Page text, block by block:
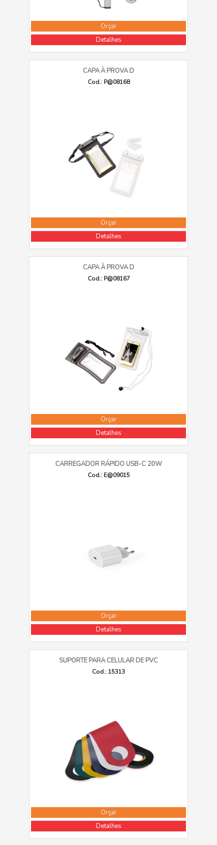
Orçar
Detalhes
CAPA À PROVA D
Cod.: P@08168
Orçar
Detalhes
CAPA À PROVA D
Cod.: P@08167
Orçar
Detalhes
CARREGADOR RÁPIDO USB-C 20W
Cod.: E@09015
Orçar
Detalhes
SUPORTE PARA CELULAR DE PVC
Cod.: 15313
Orçar
Detalhes